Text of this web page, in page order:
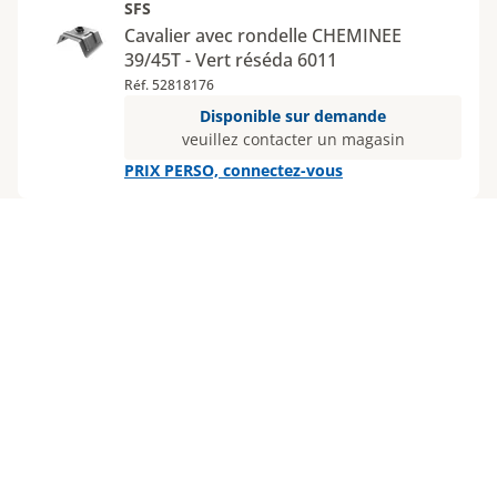
SFS
Cavalier avec rondelle CHEMINEE
39/45T - Vert réséda 6011
Réf. 52818176
Disponible sur demande
veuillez contacter un magasin
PRIX PERSO, connectez-vous